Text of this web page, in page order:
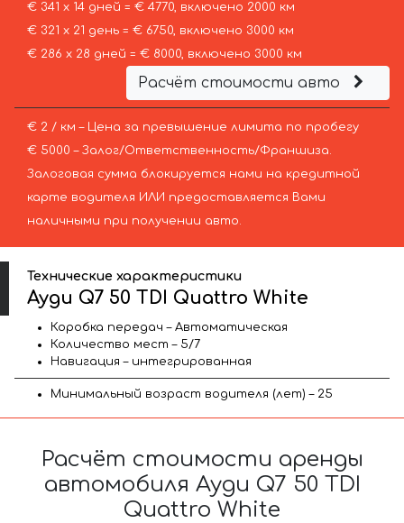
€ 341 х 14 дней = € 4770, включено 2000 км
€ 321 х 21 день = € 6750, включено 3000 км
€ 286 х 28 дней = € 8000, включено 3000 км
Расчёт стоимости авто
€ 2 / км – Цена за превышение лимита по пробегу
€ 5000 – Залог/Ответственность/Франшиза.
Залоговая сумма блокируется нами на кредитной
карте водителя ИЛИ предоставляется Вами
наличными при получении авто.
Технические характеристики
Ауди Q7 50 TDI Quattro White
Коробка передач – Автоматическая
Количество мест – 5/7
Навигация – интегрированная
Минимальный возраст водителя (лет) – 25
Расчёт стоимости аренды
автомобиля Ауди Q7 50 TDI
Quattro White